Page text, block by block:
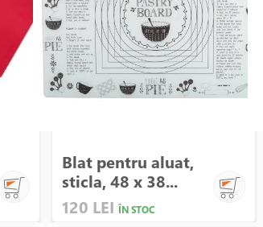
Blat pentru aluat,
sticla, 48 x 38...
120 LEI ÎN STOC